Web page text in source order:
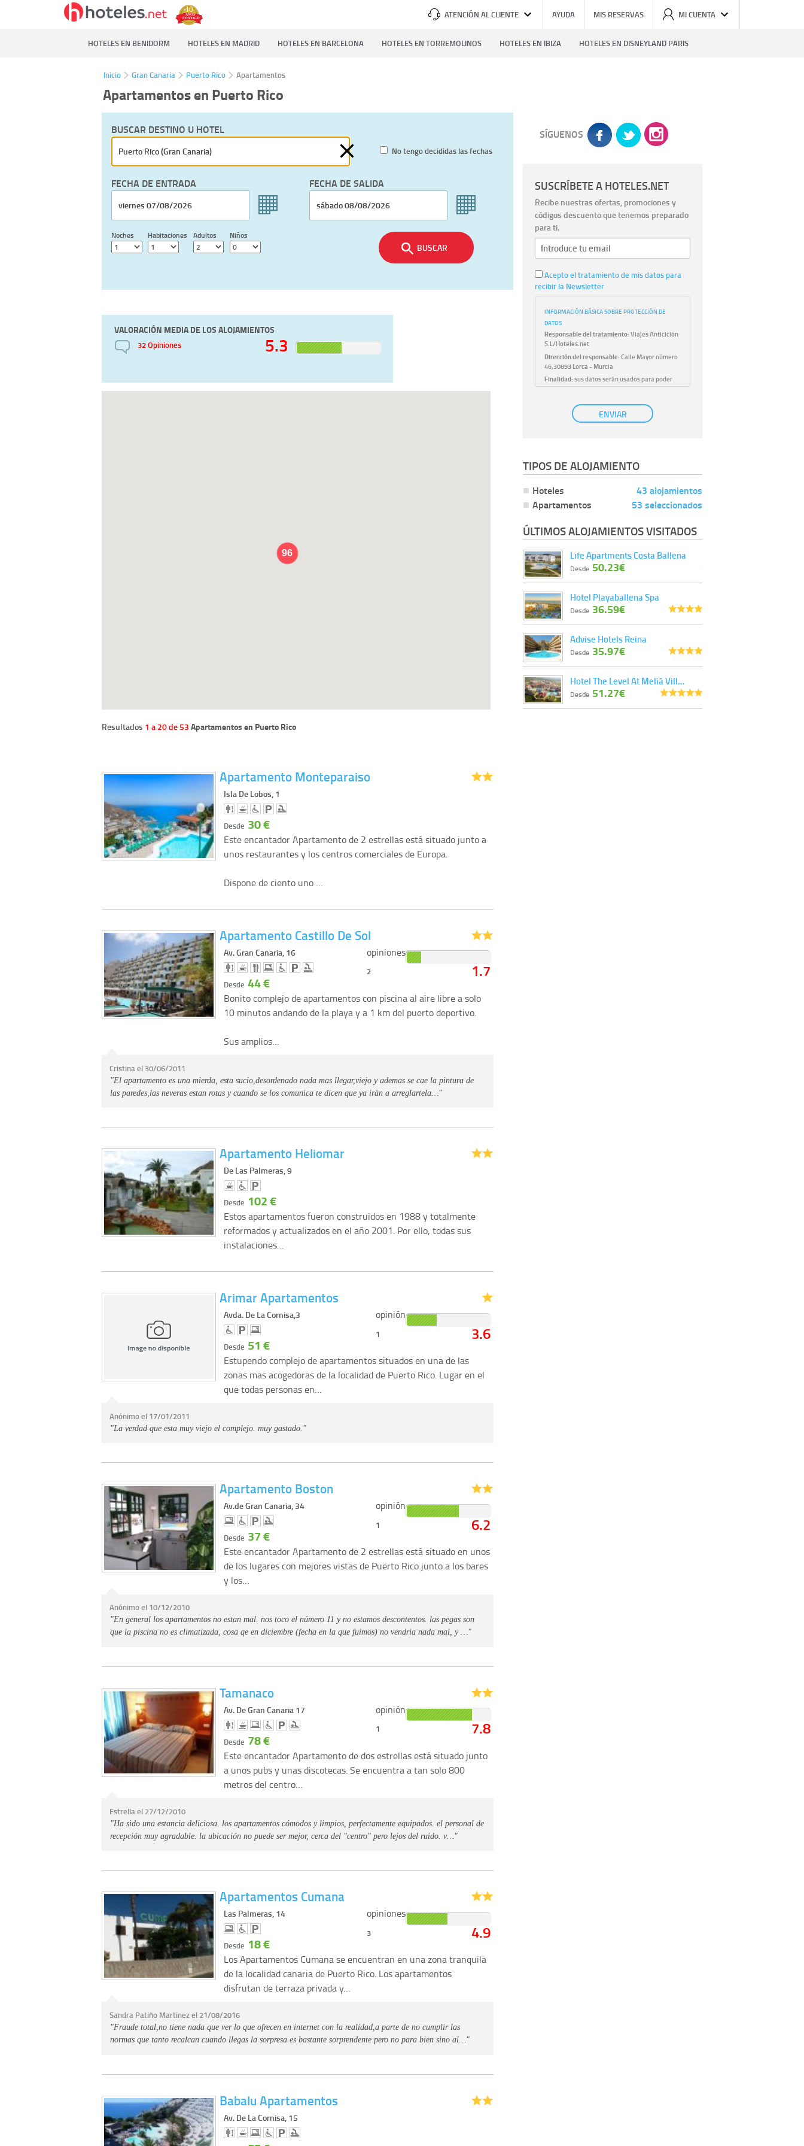
ATENCIÓN AL CLIENTE AYUDA MIS RESERVAS MI CUENTA
HOTELES EN BENIDORM HOTELES EN MADRID HOTELES EN BARCELONA HOTELES EN TORREMOLINOS HOTELES EN IBIZA HOTELES EN DISNEYLAND PARIS
Inicio Gran Canaria Puerto Rico Apartamentos
Apartamentos en Puerto Rico
BUSCAR DESTINO U HOTEL
No tengo decididas las fechas
FECHA DE ENTRADA FECHA DE SALIDA
Noches Habitaciones Adultos Niños
BUSCAR
VALORACIÓN MEDIA DE LOS ALOJAMIENTOS
32 Opiniones 5.3
96
Resultados 1 a 20 de 53Apartamentos en Puerto Rico
Apartamento Monteparaiso
Isla De Lobos, 1
Desde 30 €
Este encantador Apartamento de 2 estrellas está situado junto a
unos restaurantes y los centros comerciales de Europa.
Dispone de ciento uno …
Apartamento Castillo De Sol
Av. Gran Canaria, 16
Desde 44 €
2
opiniones
1.7
Bonito complejo de apartamentos con piscina al aire libre a solo
10 minutos andando de la playa y a 1 km del puerto deportivo.
Sus amplios…
Cristina el 30/06/2011
"El apartamento es una mierda, esta sucio,desordenado nada mas llegar,viejo y ademas se cae la pintura de
las paredes,las neveras estan rotas y cuando se los comunica te dicen que ya iràn a arreglartela…"
Apartamento Heliomar
De Las Palmeras, 9
Desde 102 €
Estos apartamentos fueron construidos en 1988 y totalmente
reformados y actualizados en el año 2001. Por ello, todas sus
instalaciones…
Arimar Apartamentos
Avda. De La Cornisa,3
Desde 51 €
1
opinión
3.6
Estupendo complejo de apartamentos situados en una de las
zonas mas acogedoras de la localidad de Puerto Rico. Lugar en el
que todas personas en…
Anónimo el 17/01/2011
"La verdad que esta muy viejo el complejo. muy gastado."
Apartamento Boston
Av.de Gran Canaria, 34
Desde 37 €
1
opinión
6.2
Este encantador Apartamento de 2 estrellas está situado en unos
de los lugares con mejores vistas de Puerto Rico junto a los bares
y los…
Anónimo el 10/12/2010
"En general los apartamentos no estan mal. nos toco el número 11 y no estamos descontentos. las pegas son
que la piscina no es climatizada, cosa qe en diciembre (fecha en la que fuimos) no vendria nada mal, y …"
Tamanaco
Av. De Gran Canaria 17
Desde 78 €
1
opinión
7.8
Este encantador Apartamento de dos estrellas está situado junto
a unos pubs y unas discotecas. Se encuentra a tan solo 800
metros del centro…
Estrella el 27/12/2010
"Ha sido una estancia deliciosa. los apartamentos cómodos y limpios, perfectamente equipados. el personal de
recepción muy agradable. la ubicación no puede ser mejor, cerca del "centro" pero lejos del ruido. v…"
Apartamentos Cumana
Las Palmeras, 14
Desde 18 €
3
opiniones
4.9
Los Apartamentos Cumana se encuentran en una zona tranquila
de la localidad canaria de Puerto Rico. Los apartamentos
disfrutan de terraza privada y…
Sandra Patiño Martinez el 21/08/2016
"Fraude total,no tiene nada que ver lo que ofrecen en internet con la realidad,a parte de no cumplir las
normas que tanto recalcan cuando llegas la sorpresa es bastante sorprendente pero no para bien sino al…"
Babalu Apartamentos
Av. De La Cornisa, 15
SÍGUENOS
SUSCRÍBETE A HOTELES.NET
Recibe nuestras ofertas, promociones y
códigos descuento que tenemos preparado
para ti.
Acepto el tratamiento de mis datos para
recibir la Newsletter
INFORMACIÓN BÁSICA SOBRE PROTECCIÓN DE
DATOS
Responsable del tratamiento:Viajes Anticiclón
S.L/Hoteles.net
Dirección del responsable:Calle Mayor número
46,30893 Lorca - Murcia
Finalidad:sus datos serán usados para poder
atender sus solicitudes y prestarle nuestros
Publicidad: solo le enviaremos publicidad con su
autorización previa, que podrá facilitarnos
con su consentimiento previo, que podrá
facilitarnos mediante la casilla correspondiente
Destinatarios:
con carácter general, sólo el
personal de nuestra entidad que esté
No se comunicarán datos a terceros.
información tenemos sobre usted, corregirla y
eliminarla, tal y como se explica en la
información adicional disponible en nuestra
página web.
Información complementaria:Puede consultar
la información adicional y detallada sobre cómo
tratamos sus datos en lapolítica de privacidad
ENVIAR
TIPOS DE ALOJAMIENTO
Hoteles
43 alojamientos
Apartamentos
53 seleccionados
ÚLTIMOS ALOJAMIENTOS VISITADOS
Life Apartments Costa Ballena
Desde 50.23€
Hotel Playaballena Spa
Desde 36.59€
Advise Hotels Reina
Desde 35.97€
Hotel The Level At Meliá Vill…
Desde 51.27€